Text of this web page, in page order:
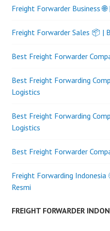
Freight Forwarder Business
Freight Forwarder Sales 📦 |
Best Freight Forwarder
Best Freight Forwarding
Logistics
Best Freight Forwarding
Logistics
Best Freight Forwarder
Freight Forwarding Indonesia
Resmi
FREIGHT FORWARDER